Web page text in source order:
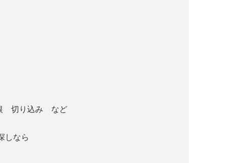
切り込み など
しなら